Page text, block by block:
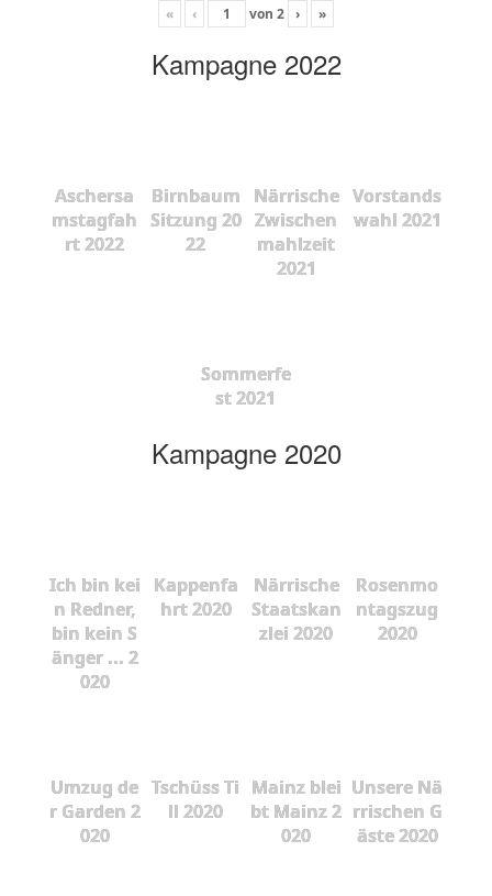
« ‹ von 2 › »
Kampagne 2022
Aschersa
mstagfah
rt 2022
Birnbaum
Sitzung 20
22
Närrische
Zwischen
mahlzeit
2021
Vorstands
wahl 2021
Sommerfe
st 2021
Kampagne 2020
Ich bin kei
n Redner,
bin kein S
änger ... 2
020
Kappenfa
hrt 2020
Närrische
Staatskan
zlei 2020
Rosenmo
ntagszug
2020
Umzug de
r Garden 2
020
Tschüss Ti
ll 2020
Mainz blei
bt Mainz 2
020
Unsere Nä
rrischen G
äste 2020